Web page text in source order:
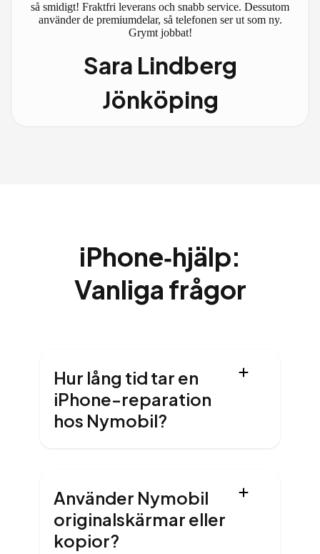
så smidigt! Fraktfri leverans och snabb service. Dessutom
använder de premiumdelar, så telefonen ser ut som ny.
Grymt jobbat!
Sara Lindberg
Jönköping
iPhone‑hjälp:
Vanliga frågor
Hur lång tid tar en
iPhone-reparation
hos Nymobil?
Använder Nymobil
originalskärmar eller
kopior?